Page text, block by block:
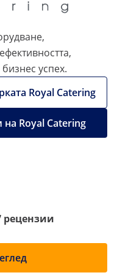
успех.
Royal Catering
Royal Catering
рецензии